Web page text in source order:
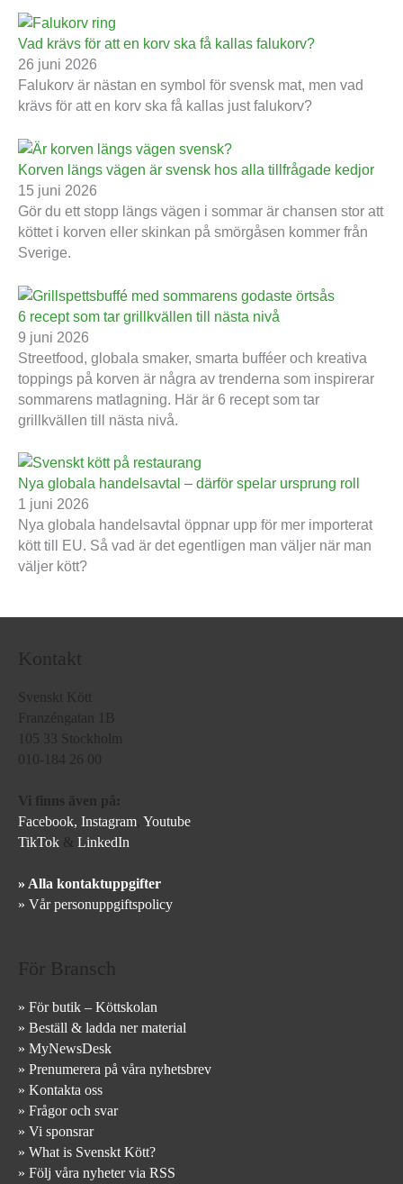
Vad krävs för att en korv ska få kallas falukorv?
26 juni 2026
Falukorv är nästan en symbol för svensk mat, men vad
krävs för att en korv ska få kallas just falukorv?
Korven längs vägen är svensk hos alla tillfrågade kedjor
15 juni 2026
Gör du ett stopp längs vägen i sommar är chansen stor att
köttet i korven eller skinkan på smörgåsen kommer från
Sverige.
6 recept som tar grillkvällen till nästa nivå
9 juni 2026
Streetfood, globala smaker, smarta bufféer och kreativa
toppings på korven är några av trenderna som inspirerar
sommarens matlagning. Här är 6 recept som tar
grillkvällen till nästa nivå.
Nya globala handelsavtal – därför spelar ursprung roll
1 juni 2026
Nya globala handelsavtal öppnar upp för mer importerat
kött till EU. Så vad är det egentligen man väljer när man
väljer kött?
Kontakt
Svenskt Kött
Franzéngatan 1B
105 33 Stockholm
010-184 26 00
Vi finns även på:
Facebook, Instagram Youtube
TikTok & LinkedIn
» Alla kontaktuppgifter
» Vår personuppgiftspolicy
För Bransch
» För butik – Köttskolan
» Beställ & ladda ner material
» MyNewsDesk
» Prenumerera på våra nyhetsbrev
» Kontakta oss
» Frågor och svar
» Vi sponsrar
» What is Svenskt Kött?
» Följ våra nyheter via RSS